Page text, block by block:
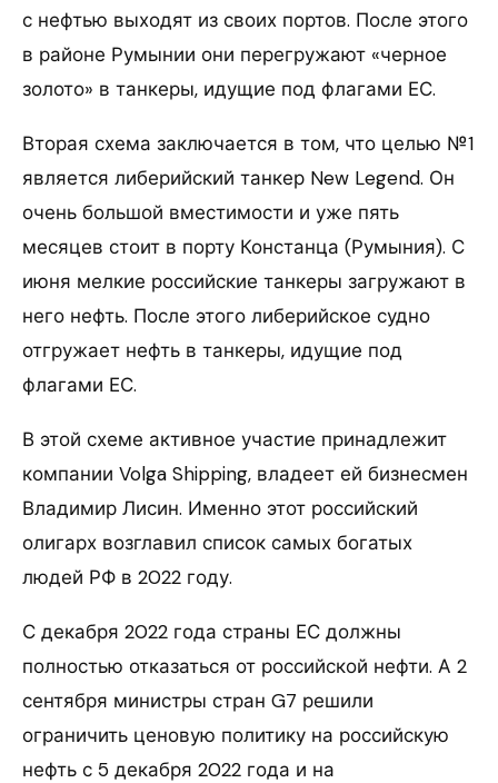
с нефтью выходят из своих портов. После этого
в районе Румынии они перегружают «черное
золото» в танкеры, идущие под флагами ЕС.
Вторая схема заключается в том, что целью №1
является либерийский танкер New Legend. Он
очень большой вместимости и уже пять
месяцев стоит в порту Констанца (Румыния). С
июня мелкие российские танкеры загружают в
него нефть. После этого либерийское судно
отгружает нефть в танкеры, идущие под
флагами ЕС.
В этой схеме активное участие принадлежит
компании Volga Shipping, владеет ей бизнесмен
Владимир Лисин. Именно этот российский
олигарх возглавил список самых богатых
людей РФ в 2022 году.
С декабря 2022 года страны ЕС должны
полностью отказаться от российской нефти. А 2
сентября министры стран G7 решили
ограничить ценовую политику на российскую
нефть с 5 декабря 2022 года и на